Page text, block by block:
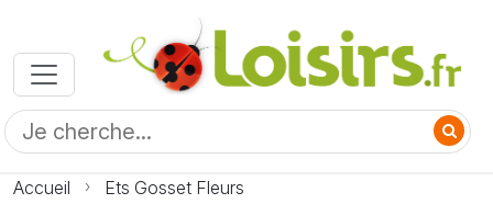
Accueil Ets Gosset Fleurs